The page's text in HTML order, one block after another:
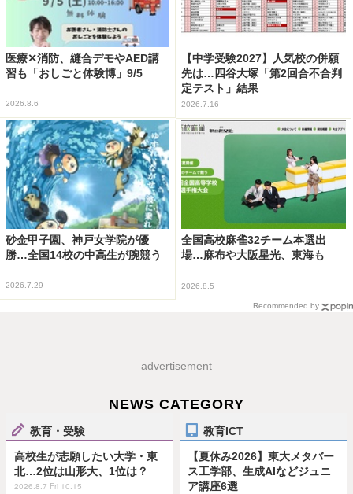
医療✕消防、縫合デモやAED講
習も「おしごと体験博」9/5
2026.8.6
【中学受験2027】人気校の併願
先は…四谷大塚「第2回合不合判
定テスト」結果
2026.7.16
砂金甲子園、神戸女学院が優
勝…全国14校の中高生が腕競う
2026.7.29
全国高校麻雀32チーム本選出
場…麻布や大阪星光、東海も
2026.8.5
Recommended by
advertisement
NEWS CATEGORY
教育・受験
高校生が志願したい大学・東
北…2位は山形大、1位は？
2026.8.7 Fri 10:15
教育ICT
【夏休み2026】東大メタバー
ス工学部、生成AIなどジュニ
ア講座6選